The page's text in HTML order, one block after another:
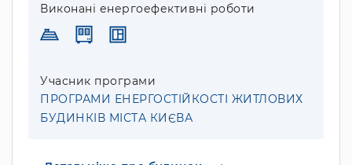
Виконані енергоефективні роботи
Учасник програми
ПРОГРАМИ ЕНЕРГОСТІЙКОСТІ ЖИТЛОВИХ
БУДИНКІВ МІСТА КИЄВА